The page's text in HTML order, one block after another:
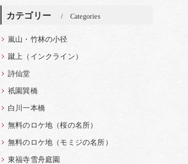
カテゴリー Categories
嵐山・竹林の小径
蹴上（インクライン）
詩仙堂
祇園巽橋
白川一本橋
無料のロケ地（桜の名所）
無料のロケ地（モミジの名所）
東福寺雪舟庭園